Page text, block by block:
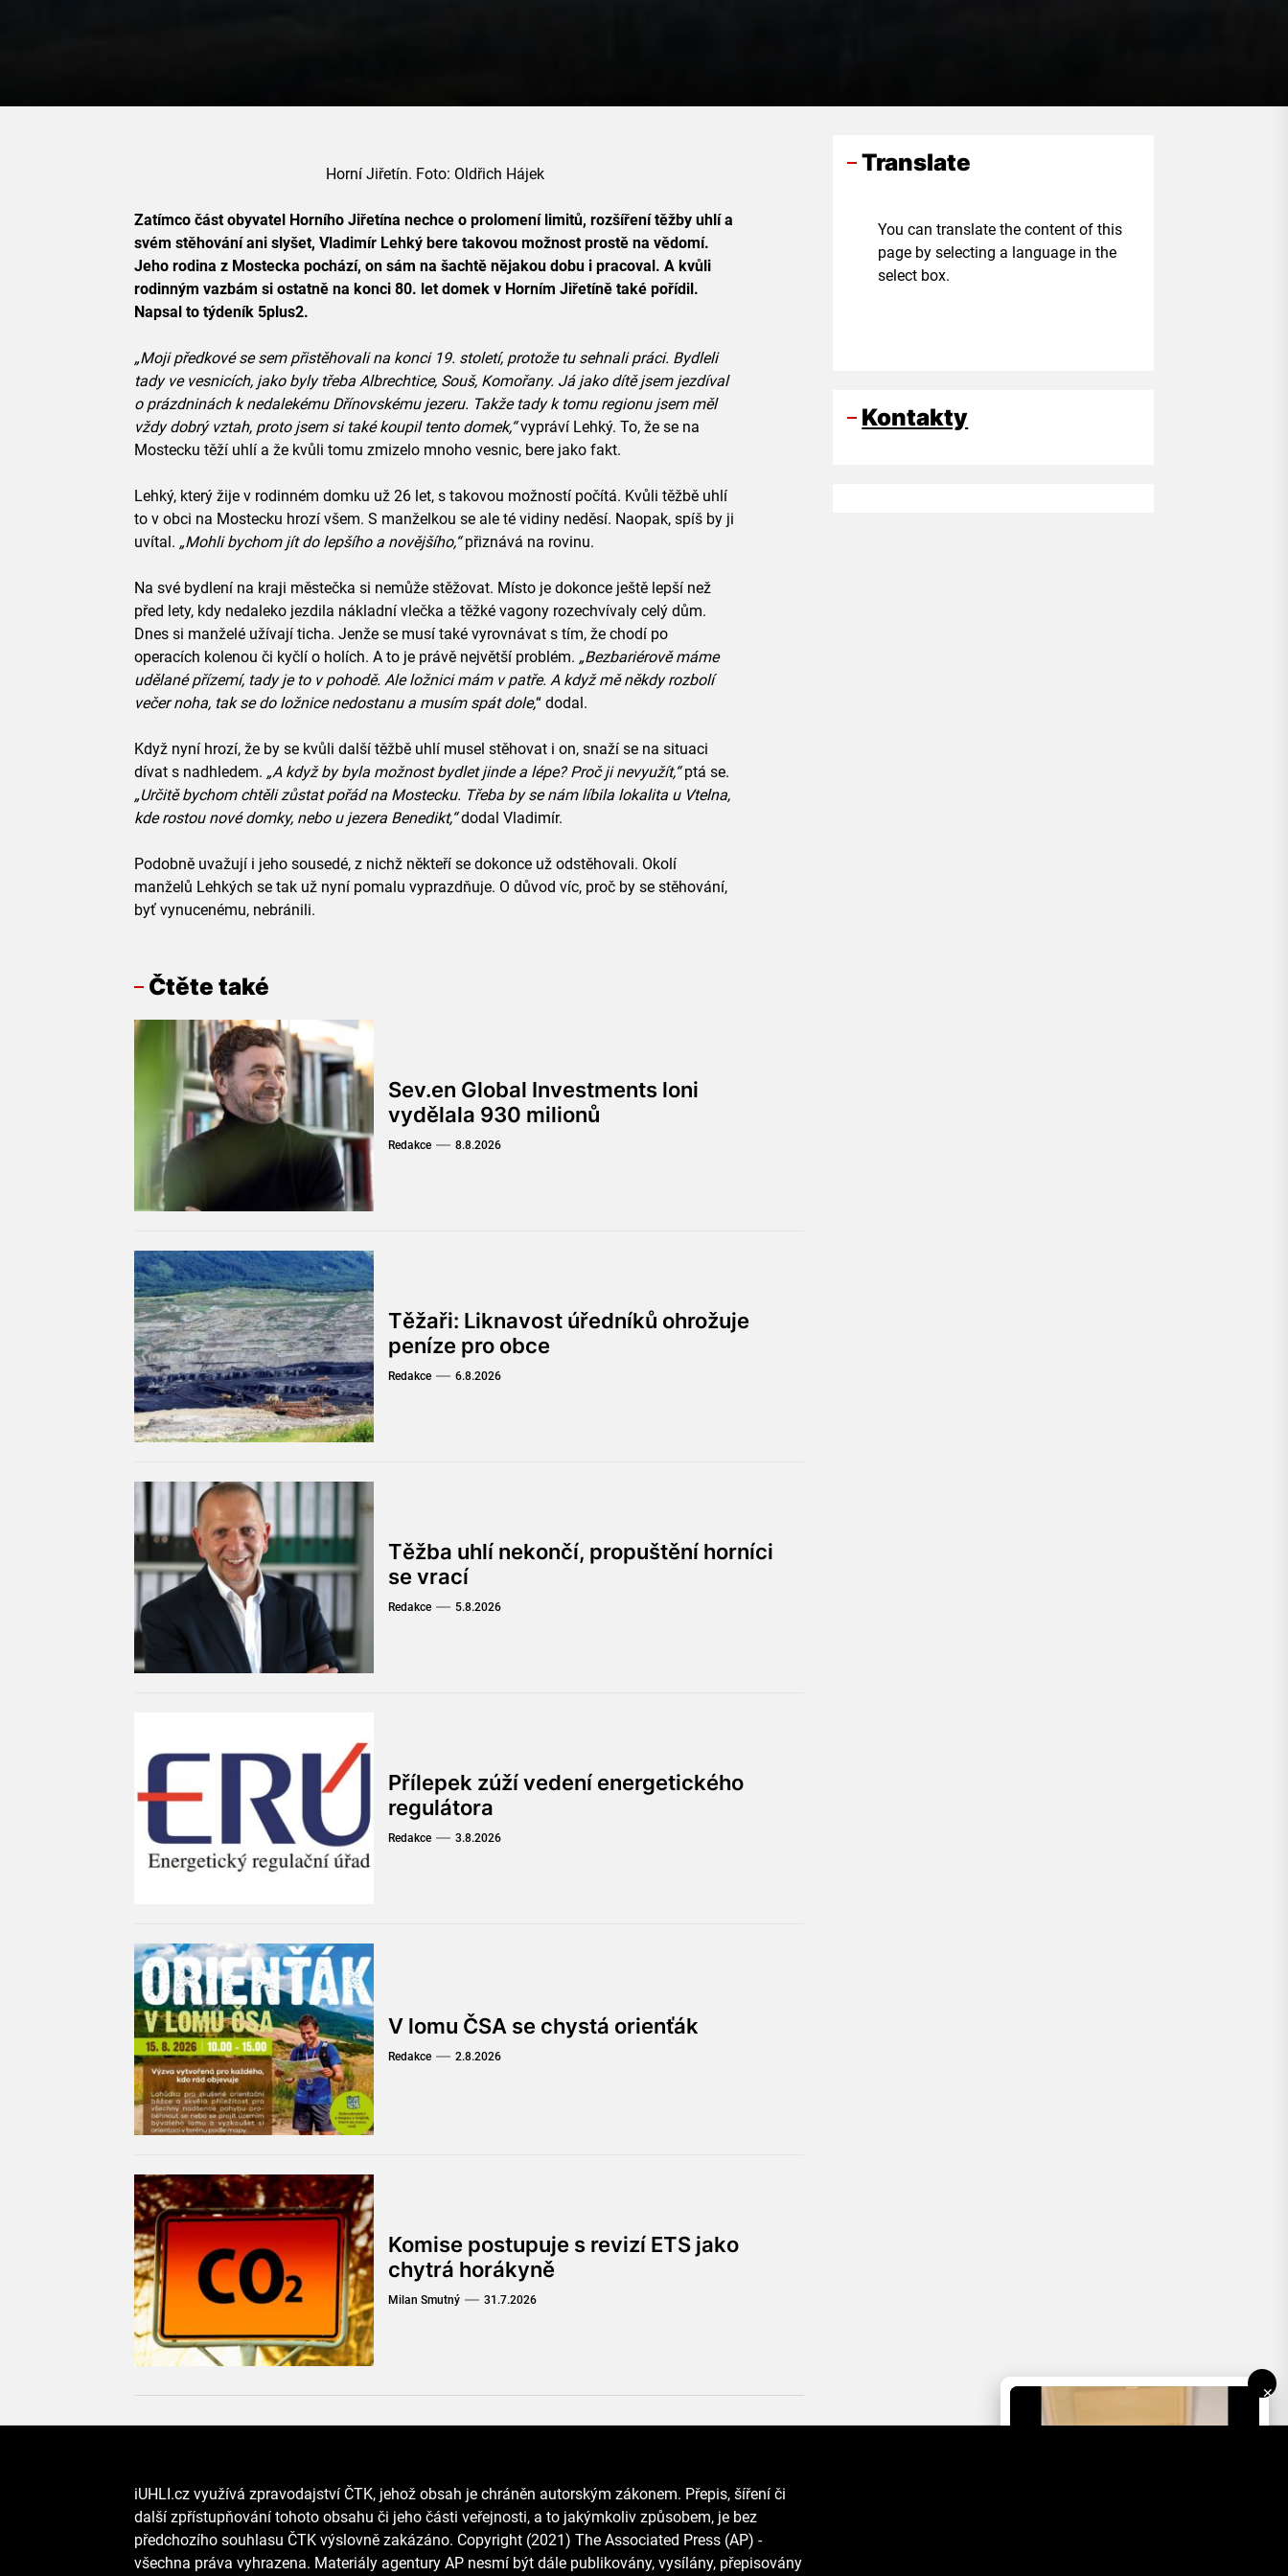
Horní Jiřetín. Foto: Oldřich Hájek
Zatímco část obyvatel Horního Jiřetína nechce o prolomení limitů, rozšíření těžby uhlí a
svém stěhování ani slyšet, Vladimír Lehký bere takovou možnost prostě na vědomí.
Jeho rodina z Mostecka pochází, on sám na šachtě nějakou dobu i pracoval. A kvůli
rodinným vazbám si ostatně na konci 80. let domek v Horním Jiřetíně také pořídil.
Napsal to týdeník 5plus2.
„Moji předkové se sem přistěhovali na konci 19. století, protože tu sehnali práci. Bydleli
tady ve vesnicích, jako byly třeba Albrechtice, Souš, Komořany. Já jako dítě jsem jezdíval
o prázdninách k nedalekému Dřínovskému jezeru. Takže tady k tomu regionu jsem měl
vždy dobrý vztah, proto jsem si také koupil tento domek,“vypráví Lehký. To, že se na
Mostecku těží uhlí a že kvůli tomu zmizelo mnoho vesnic, bere jako fakt.
Lehký, který žije v rodinném domku už 26 let, s takovou možností počítá. Kvůli těžbě uhlí
to v obci na Mostecku hrozí všem. S manželkou se ale té vidiny neděsí. Naopak, spíš by ji
uvítal. „Mohli bychom jít do lepšího a novějšího,“přiznává na rovinu.
Na své bydlení na kraji městečka si nemůže stěžovat. Místo je dokonce ještě lepší než
před lety, kdy nedaleko jezdila nákladní vlečka a těžké vagony rozechvívaly celý dům.
Dnes si manželé užívají ticha. Jenže se musí také vyrovnávat s tím, že chodí po
operacích kolenou či kyčlí o holích. A to je právě největší problém. „Bezbariérově máme
udělané přízemí, tady je to v pohodě. Ale ložnici mám v patře. A když mě někdy rozbolí
večer noha, tak se do ložnice nedostanu a musím spát dole,“ dodal.
Když nyní hrozí, že by se kvůli další těžbě uhlí musel stěhovat i on, snaží se na situaci
dívat s nadhledem. „A když by byla možnost bydlet jinde a lépe? Proč ji nevyužít,“ptá se.
„Určitě bychom chtěli zůstat pořád na Mostecku. Třeba by se nám líbila lokalita u Vtelna,
kde rostou nové domky, nebo u jezera Benedikt,“dodal Vladimír.
Podobně uvažují i jeho sousedé, z nichž někteří se dokonce už odstěhovali. Okolí
manželů Lehkých se tak už nyní pomalu vyprazdňuje. O důvod víc, proč by se stěhování,
byť vynucenému, nebránili.
Čtěte také
Sev.en Global Investments loni
vydělala 930 milionů
Redakce 8.8.2026
Těžaři: Liknavost úředníků ohrožuje
peníze pro obce
Redakce 6.8.2026
Těžba uhlí nekončí, propuštění horníci
se vrací
Redakce 5.8.2026
Přílepek zúží vedení energetického
regulátora
Redakce 3.8.2026
V lomu ČSA se chystá orienťák
Redakce 2.8.2026
Komise postupuje s revizí ETS jako
chytrá horákyně
Milan Smutný 31.7.2026
Translate
You can translate the content of this
page by selecting a language in the
select box.
Kontakty
✕
iUHLI.cz využívá zpravodajství ČTK, jehož obsah je chráněn autorským zákonem. Přepis, šíření či
další zpřístupňování tohoto obsahu či jeho části veřejnosti, a to jakýmkoliv způsobem, je bez
předchozího souhlasu ČTK výslovně zakázáno. Copyright (2021) The Associated Press (AP) -
všechna práva vyhrazena. Materiály agentury AP nesmí být dále publikovány, vysílány, přepisovány